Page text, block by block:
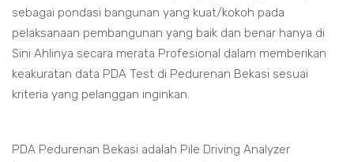
sebagai pondasi bangunan yang kuat/kokoh pada
pelaksanaan pembangunan yang baik dan benar hanya di
Sini Ahlinya secara merata Profesional dalam memberikan
keakuratan data PDA Test di Pedurenan Bekasi sesuai
kriteria yang pelanggan inginkan.
PDA Pedurenan Bekasi adalah Pile Driving Analyzer